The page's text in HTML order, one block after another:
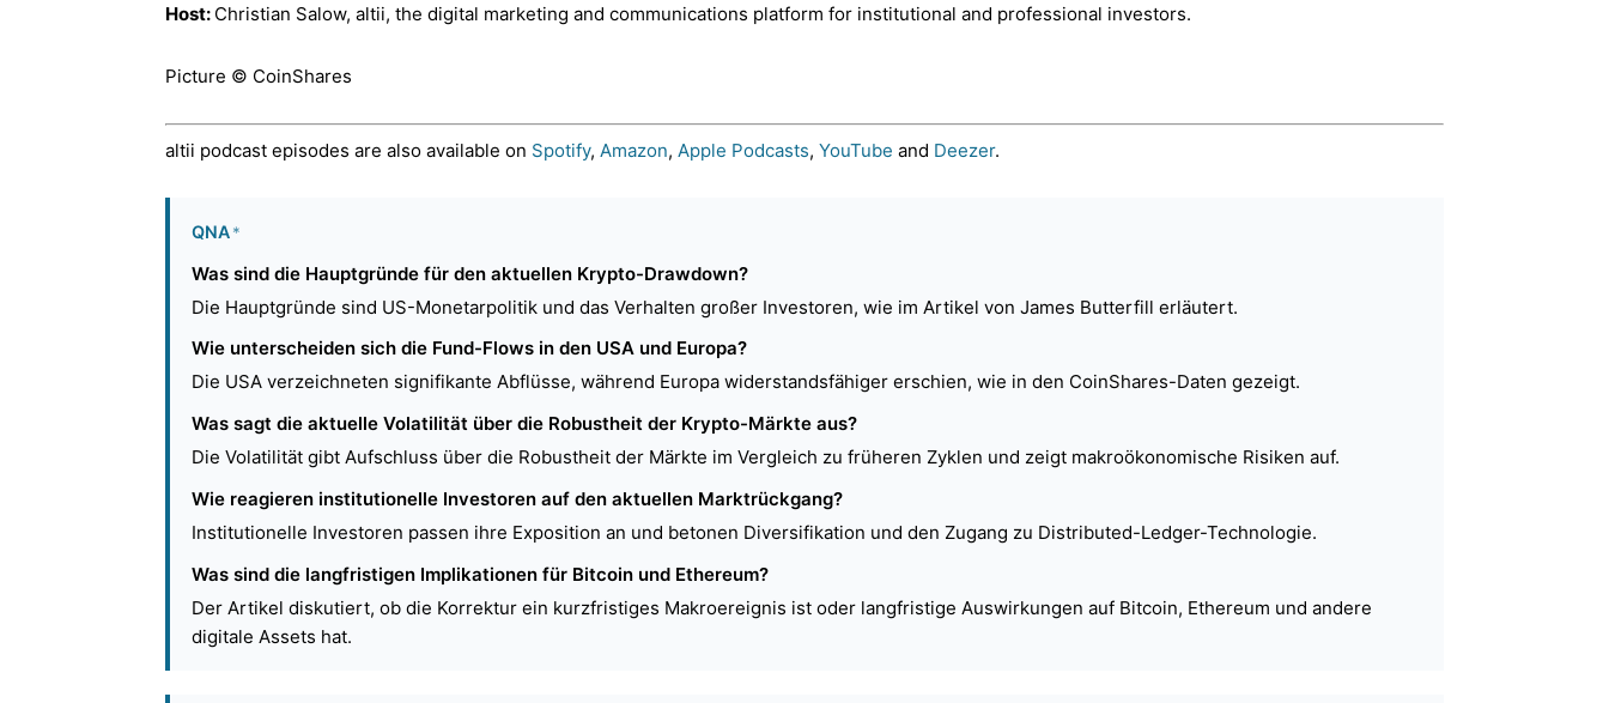
Host: Christian Salow, altii, the digital marketing and communications platform for institutional and professional investors.
Picture © CoinShares
altii podcast episodes are also available on Spotify, Amazon, Apple Podcasts, YouTube and Deezer.
QNA*
Was sind die Hauptgründe für den aktuellen Krypto-Drawdown?
Die Hauptgründe sind US-Monetarpolitik und das Verhalten großer Investoren, wie im Artikel von James Butterfill erläutert.
Wie unterscheiden sich die Fund-Flows in den USA und Europa?
Die USA verzeichneten signifikante Abflüsse, während Europa widerstandsfähiger erschien, wie in den CoinShares-Daten gezeigt.
Was sagt die aktuelle Volatilität über die Robustheit der Krypto-Märkte aus?
Die Volatilität gibt Aufschluss über die Robustheit der Märkte im Vergleich zu früheren Zyklen und zeigt makroökonomische Risiken auf.
Wie reagieren institutionelle Investoren auf den aktuellen Marktrückgang?
Institutionelle Investoren passen ihre Exposition an und betonen Diversifikation und den Zugang zu Distributed-Ledger-Technologie.
Was sind die langfristigen Implikationen für Bitcoin und Ethereum?
Der Artikel diskutiert, ob die Korrektur ein kurzfristiges Makroereignis ist oder langfristige Auswirkungen auf Bitcoin, Ethereum und andere
digitale Assets hat.